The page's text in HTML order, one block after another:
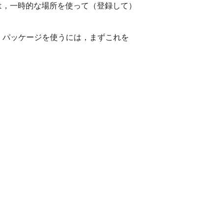
一時的な場所を使って（登録して）
ッケージを使うには，まずこれを